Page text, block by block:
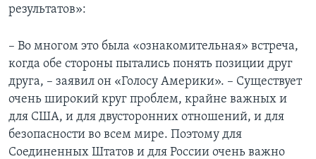
результатов»:
– Во многом это была «ознакомительная» встреча,
когда обе стороны пытались понять позиции друг
друга, – заявил он «Голосу Америки». – Существует
очень широкий круг проблем, крайне важных и
для США, и для двусторонних отношений, и для
безопасности во всем мире. Поэтому для
Соединенных Штатов и для России очень важно